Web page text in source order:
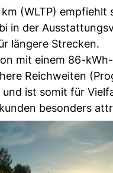
(WLTP) empfiehlt
in der
längere Strecken.
mit einem 86-
Reichweiten
und ist somit für
besonders